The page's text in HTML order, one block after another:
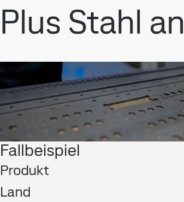
Plus Stahl an
Fallbeispiel
Produkt
Land